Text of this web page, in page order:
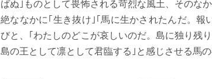
ばぬ｣ものとして畏怖される苛烈な風土、そのな
絶ななかに｢生き抜け｣｢馬に生かされたんだ。報
びと、｢わたしのどこが哀しいのだ。島に独り残
島の王として凛として君臨する｣と感じさせる馬